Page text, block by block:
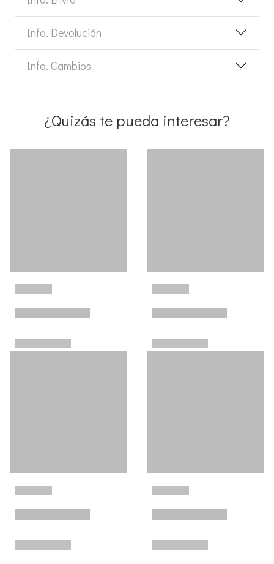
Info. Devolución
Info. Cambios
¿Quizás te pueda interesar?